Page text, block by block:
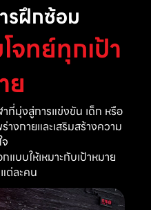
รฝึกซ้อม
จทย์ทุกเป้า
ย
ที่มุ่งสู่การแข่งขัน เด็ก หรือ
งกายและเสริมสร้างความ
จ
แบบให้เหมาะกับเป้าหมาย
ต่ละคน